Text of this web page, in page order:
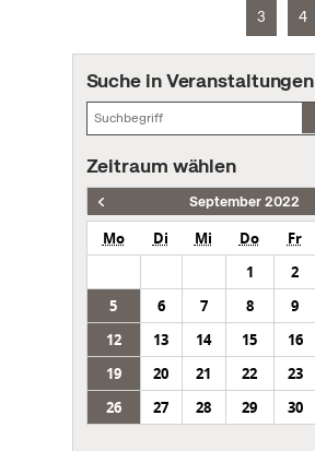
3 4
Suche in Veranstaltungen
Zeitraum wählen
September 2022
Mo Di Mi Do Fr
1
2
5
6 7 8 9
12
13 14 15 16
19
20 21 22 23
26
27 28 29 30